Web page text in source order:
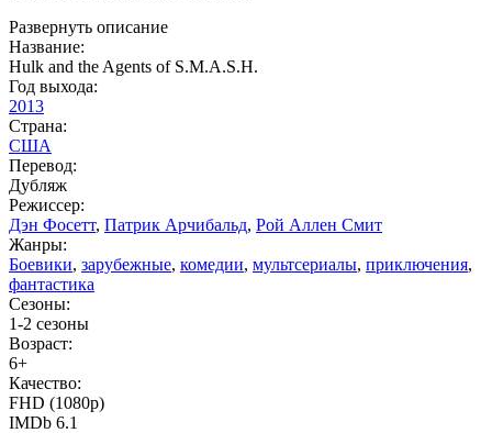
Развернуть описание
Название:
Hulk and the Agents of S.M.A.S.H.
Год выхода:
2013
Страна:
США
Перевод:
Дубляж
Режиссер:
Дэн Фосетт, Патрик Арчибальд, Рой Аллен Смит
Жанры:
Боевики, зарубежные, комедии, мультсериалы, приключения,
фантастика
Сезоны:
1-2 сезоны
Возраст:
6+
Качество:
FHD (1080p)
IMDb 6.1